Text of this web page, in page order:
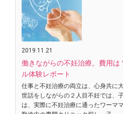
2019.11.21
働きながらの不妊治療。費用は
ル体験レポート
仕事と不妊治療の両立は、心身共に
世話をしながらの２人目不妊では、
は、実際に不妊治療に通ったワーマ